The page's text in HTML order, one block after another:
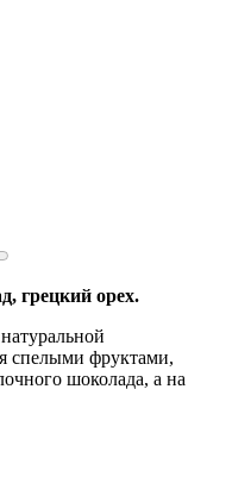
грецкий орех.
спелыми фруктами,
шоколада, а на